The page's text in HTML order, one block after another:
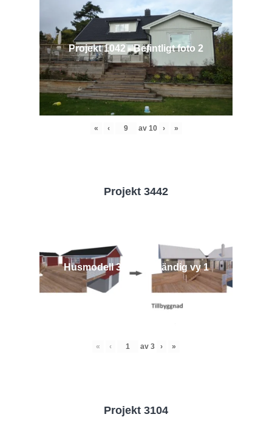
Projekt 1042 - Befintligt foto 2
« ‹ av 10 › »
Projekt 3442
Husmodell 3442 - Utvändig vy 1
« ‹ av 3 › »
Projekt 3104